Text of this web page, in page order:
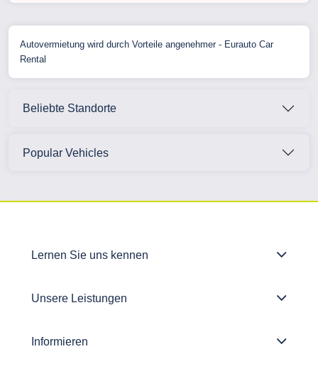
Autovermietung wird durch Vorteile angenehmer - Eurauto Car
Rental
Beliebte Standorte
Popular Vehicles
Lernen Sie uns kennen
Unsere Leistungen
Informieren